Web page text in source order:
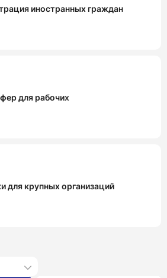
иностранных граждан
для рабочих
для крупных организаций